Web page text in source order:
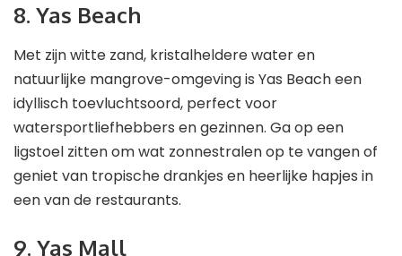
8. Yas Beach
Met zijn witte zand, kristalheldere water en
natuurlijke mangrove-omgeving is Yas Beach een
idyllisch toevluchtsoord, perfect voor
watersportliefhebbers en gezinnen. Ga op een
ligstoel zitten om wat zonnestralen op te vangen of
geniet van tropische drankjes en heerlijke hapjes in
een van de restaurants.
9. Yas Mall